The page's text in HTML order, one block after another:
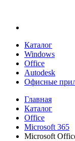
Каталог
Windows
Office
Autodesk
Офисные
Главная
Каталог
Office
Microsoft 365
Microsoft